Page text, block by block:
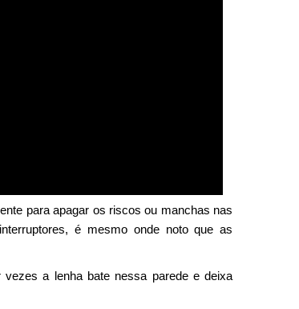
para apagar os riscos ou manchas nas
é mesmo onde noto que as
a lenha bate nessa parede e deixa